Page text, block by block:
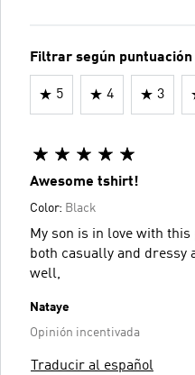
Filtrar según puntuación
5 4 3
Awesome tshirt!
Color: Black
My son is in love with
both casually and dressy
well,
Nataye
Opinión incentivada
Traducir al español